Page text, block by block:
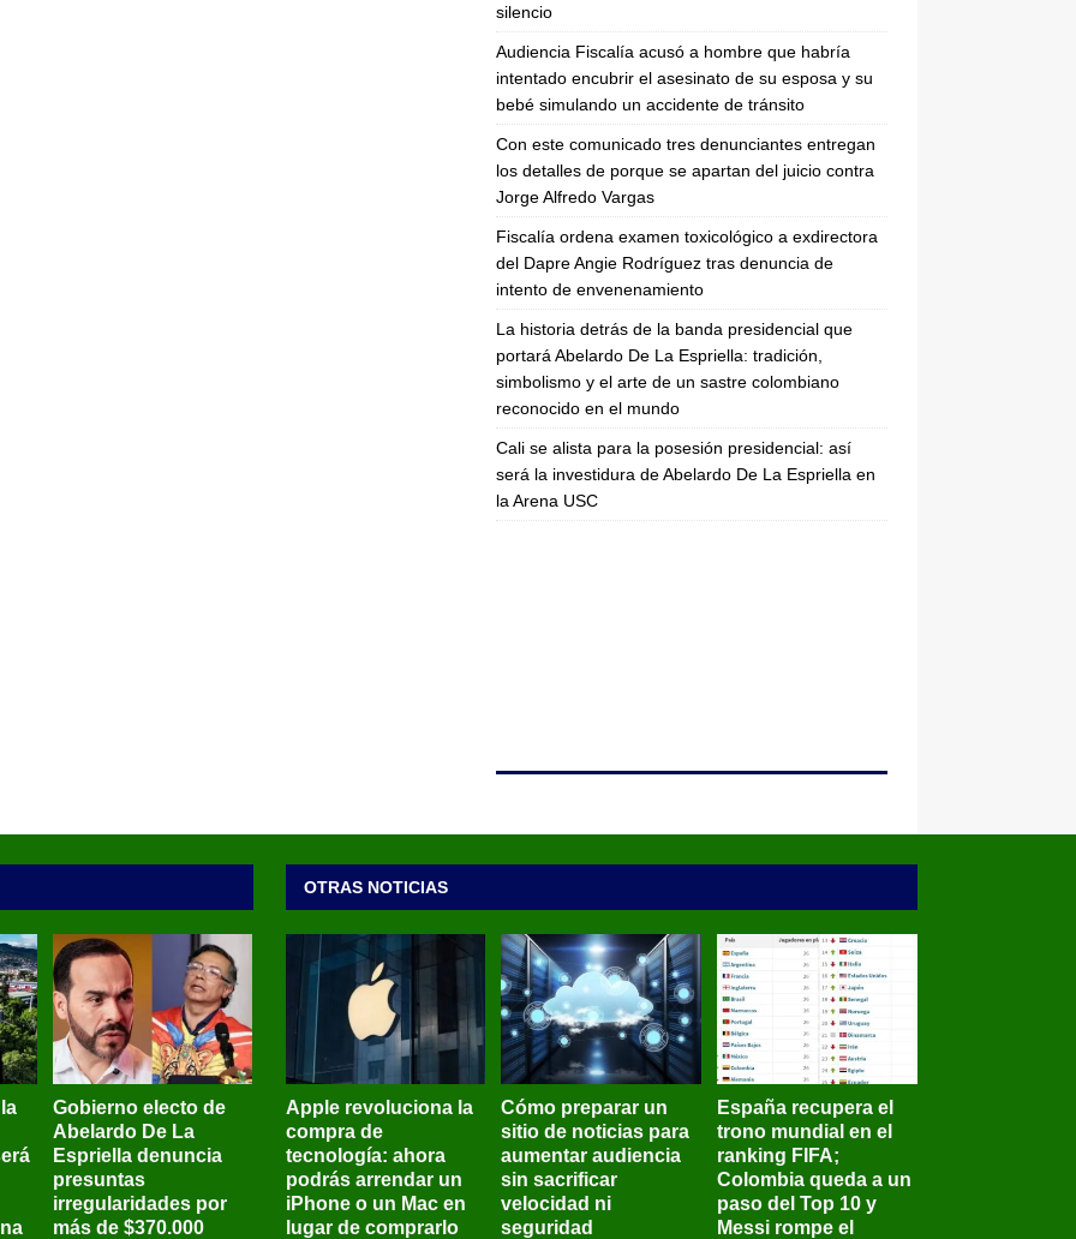
silencio
Audiencia Fiscalía acusó a hombre que habría
intentado encubrir el asesinato de su esposa y su
bebé simulando un accidente de tránsito
Con este comunicado tres denunciantes entregan
los detalles de porque se apartan del juicio contra
Jorge Alfredo Vargas
Fiscalía ordena examen toxicológico a exdirectora
del Dapre Angie Rodríguez tras denuncia de
intento de envenenamiento
La historia detrás de la banda presidencial que
portará Abelardo De La Espriella: tradición,
simbolismo y el arte de un sastre colombiano
reconocido en el mundo
Cali se alista para la posesión presidencial: así
será la investidura de Abelardo De La Espriella en
la Arena USC
Gobierno electo de
Abelardo De La
Espriella denuncia
presuntas
irregularidades por
más de $370.000
OTRAS NOTICIAS
Apple revoluciona la
compra de
tecnología: ahora
podrás arrendar un
iPhone o un Mac en
lugar de comprarlo
Cómo preparar un
sitio de noticias para
aumentar audiencia
sin sacrificar
velocidad ni
seguridad
España recupera el
trono mundial en el
ranking FIFA;
Colombia queda a un
paso del Top 10 y
Messi rompe el